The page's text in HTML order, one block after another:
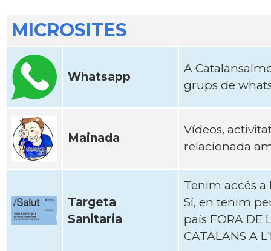
MICROSITES
Whatsapp
A
grups de
Mainada
Ví­deos,
relacionada
Targeta
Sanitaria
Tenim accés
Sí, en tenim
país FORA DE
CATALANS A